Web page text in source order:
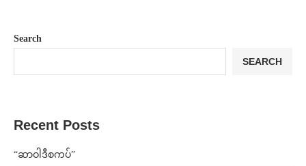
Search
SEARCH
Recent Posts
“ဆာဝါဒီစကပ်”